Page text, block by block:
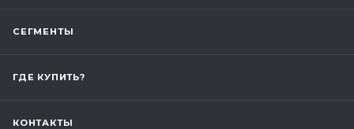
СЕГМЕНТЫ
ГДЕ КУПИТЬ?
КОНТАКТЫ